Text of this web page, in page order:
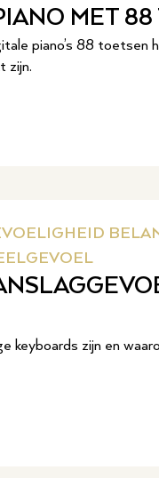
MET 88
piano’s 88 toetsen
zijn.
keyboards zijn en